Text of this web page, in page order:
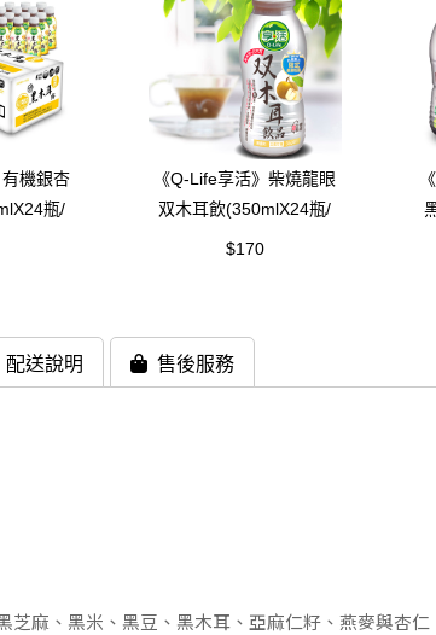
有機銀杏
瓶/
《Q-Life享活》柴燒龍眼
双木耳飲(350mlX24瓶/
箱)
$170
配送說明 售後服務
麻、黑米、黑豆、黑木耳、亞麻仁籽、燕麥與杏仁